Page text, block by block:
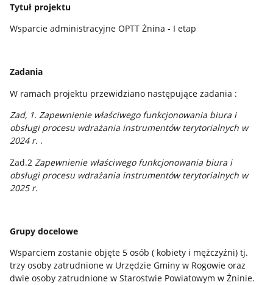
Tytuł projektu
Wsparcie administracyjne OPTT Żnina - I etap
Zadania
W ramach projektu przewidziano następujące zadania :
Zad, 1. Zapewnienie właściwego funkcjonowania biura i
obsługi procesu wdrażania instrumentów terytorialnych w
2024 r. .
Zad.2 Zapewnienie właściwego funkcjonowania biura i
obsługi procesu wdrażania instrumentów terytorialnych w
2025 r.
Grupy docelowe
Wsparciem zostanie objęte 5 osób ( kobiety i mężczyźni) tj.
trzy osoby zatrudnione w Urzędzie Gminy w Rogowie oraz
dwie osoby zatrudnione w Starostwie Powiatowym w Żninie.